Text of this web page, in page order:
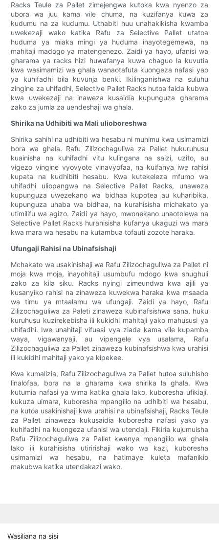
Racks Teule za Pallet zimejengwa kutoka kwa nyenzo za
ubora wa juu kama vile chuma, na kuzifanya kuwa za
kudumu na za kudumu. Uthabiti huu unahakikisha kwamba
uwekezaji wako katika Rafu za Selective Pallet utatoa
huduma ya miaka mingi ya huduma inayotegemewa, na
mahitaji madogo ya matengenezo. Zaidi ya hayo, ufanisi wa
gharama ya racks hizi huwafanya kuwa chaguo la kuvutia
kwa wasimamizi wa ghala wanaotafuta kuongeza nafasi yao
ya kuhifadhi bila kuvunja benki. Ikilinganishwa na suluhu
zingine za uhifadhi, Selective Pallet Racks hutoa faida kubwa
kwa uwekezaji na inaweza kusaidia kupunguza gharama
zako za jumla za uendeshaji wa ghala.
Shirika na Udhibiti wa Mali ulioboreshwa
Shirika sahihi na udhibiti wa hesabu ni muhimu kwa usimamizi
bora wa ghala. Rafu Zilizochaguliwa za Pallet hukuruhusu
kuainisha na kuhifadhi vitu kulingana na saizi, uzito, au
vigezo vingine vyovyote vinavyofaa, na kuifanya iwe rahisi
kupata na kudhibiti hesabu. Kwa kutekeleza mfumo wa
uhifadhi uliopangwa na Selective Pallet Racks, unaweza
kupunguza uwezekano wa bidhaa kupotea au kuharibika,
kupunguza uhaba wa bidhaa, na kurahisisha michakato ya
utimilifu wa agizo. Zaidi ya hayo, mwonekano unaotolewa na
Selective Pallet Racks hurahisisha kufanya ukaguzi wa mara
kwa mara wa hesabu na kutambua tofauti zozote haraka.
Ufungaji Rahisi na Ubinafsishaji
Mchakato wa usakinishaji wa Rafu Zilizochaguliwa za Pallet ni
moja kwa moja, inayohitaji usumbufu mdogo kwa shughuli
zako za kila siku. Racks nyingi zimeundwa kwa ajili ya
kusanyiko rahisi na zinaweza kuwekwa haraka kwa msaada
wa timu ya mtaalamu wa ufungaji. Zaidi ya hayo, Rafu
Zilizochaguliwa za Paleti zinaweza kubinafsishwa sana, huku
kuruhusu kuzirekebisha ili kukidhi mahitaji yako mahususi ya
uhifadhi. Iwe unahitaji vifuasi vya ziada kama vile kupamba
waya, vigawanyaji, au vipengele vya usalama, Rafu
Zilizochaguliwa za Pallet zinaweza kubinafsishwa kwa urahisi
ili kukidhi mahitaji yako ya kipekee.
Kwa kumalizia, Rafu Zilizochaguliwa za Pallet hutoa suluhisho
linalofaa, bora na la gharama kwa shirika la ghala. Kwa
kutumia nafasi ya wima katika ghala lako, kuboresha ufikiaji,
kukuza uimara, kuboresha mpangilio na udhibiti wa hesabu,
na kutoa usakinishaji kwa urahisi na ubinafsishaji, Racks Teule
za Pallet zinaweza kukusaidia kuboresha nafasi yako ya
kuhifadhi na kuongeza ufanisi wa utendaji. Fikiria kujumuisha
Rafu Zilizochaguliwa za Pallet kwenye mpangilio wa ghala
lako ili kurahisisha utiririshaji wako wa kazi, kuboresha
usimamizi wa hesabu, na hatimaye kuleta mafanikio
makubwa katika utendakazi wako.
Wasiliana na sisi